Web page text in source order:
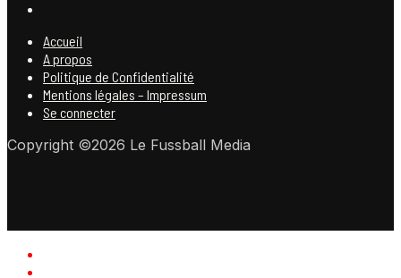
Accueil
A propos
Politique de Confidentialité
Mentions légales – Impressum
Se connecter
Copyright ©2026 Le Fussball Media